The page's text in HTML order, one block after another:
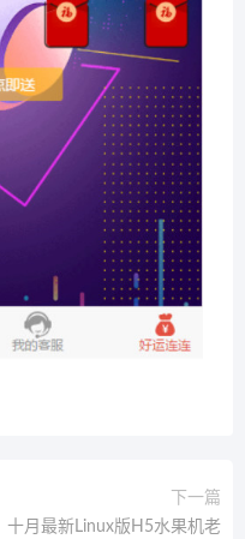
下一篇
十月最新Linux版H5水果机老